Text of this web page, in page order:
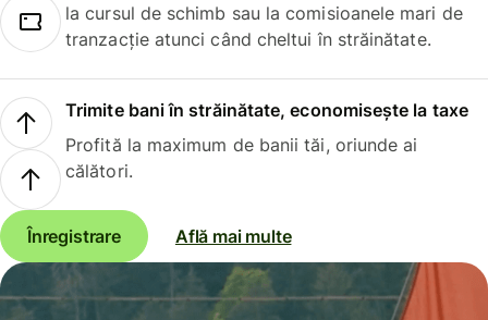
la cursul de schimb sau la comisioanele mari de
tranzacție atunci când cheltui în străinătate.
Trimite bani în străinătate, economisește la taxe
Profită la maximum de banii tăi, oriunde ai
călători.
Înregistrare Află mai multe